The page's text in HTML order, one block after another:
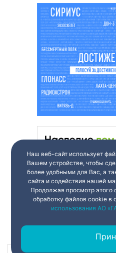
Наш веб-сайт использует
Вашем устройстве, чтобы
более удобными для Вас, а
сайта и содействия нашей
Продолжая просмотр этого
обработку файлов cookie в
использования АО